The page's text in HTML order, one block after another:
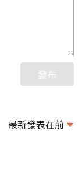
發布
最新發表在前